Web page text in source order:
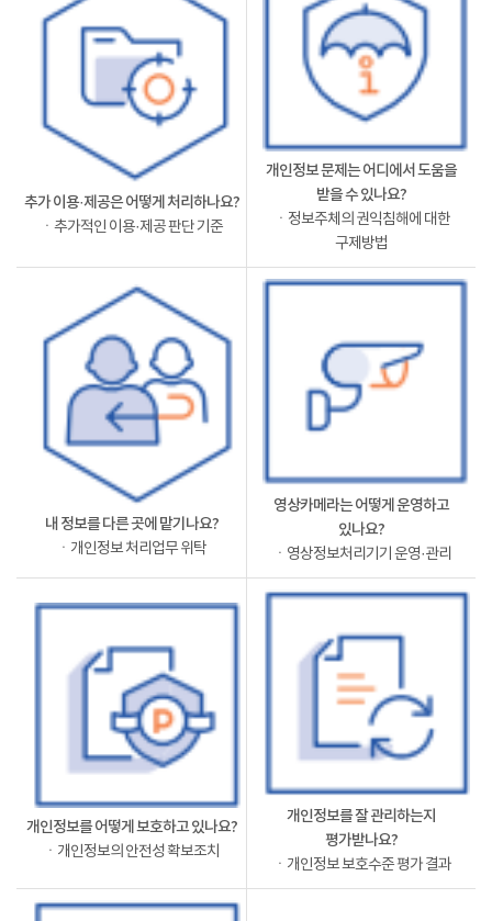
추가 이용·제공은 어떻게 처리하나요?
ㆍ추가적인 이용·제공 판단 기준
개인정보 문제는 어디에서 도움을
받을 수 있나요?
ㆍ정보주체의 권익침해에 대한
구제방법
내 정보를 다른 곳에 맡기나요?
ㆍ개인정보 처리업무 위탁
영상카메라는 어떻게 운영하고
있나요?
ㆍ영상정보처리기기 운영·관리
개인정보를 어떻게 보호하고 있나요?
ㆍ개인정보의 안전성 확보조치
개인정보를 잘 관리하는지
평가받나요?
ㆍ개인정보 보호수준 평가 결과